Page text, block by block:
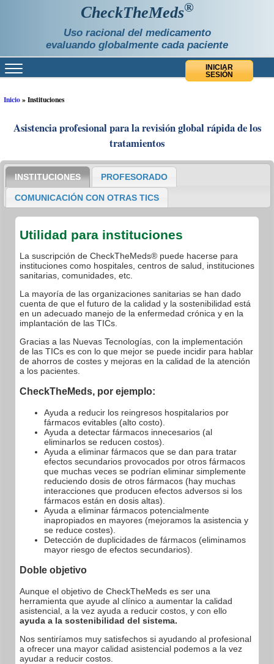
CheckTheMeds®
Uso racional del medicamento
evaluando globalmente cada paciente
INICIAR
SESIÓN
Inicio»Instituciones
Asistencia profesional para la revisión global rápida de los
tratamientos
INSTITUCIONES PROFESORADO
COMUNICACIÓN CON OTRAS TICS
Utilidad para instituciones
La suscripción de CheckTheMeds® puede hacerse para
instituciones como hospitales, centros de salud, instituciones
sanitarias, comunidades, etc.
La mayoría de las organizaciones sanitarias se han dado
cuenta de que el futuro de la calidad y la sostenibilidad está
en un adecuado manejo de la enfermedad crónica y en la
implantación de las TICs.
Gracias a las Nuevas Tecnologías, con la implementación
de las TICs es con lo que mejor se puede incidir para hablar
de ahorros de costes y mejoras en la calidad de la atención
a los pacientes.
CheckTheMeds, por ejemplo:
Ayuda a reducir los reingresos hospitalarios por
fármacos evitables (alto costo).
Ayuda a detectar fármacos innecesarios (al
eliminarlos se reducen costos).
Ayuda a eliminar fármacos que se dan para tratar
efectos secundarios provocados por otros fármacos
que muchas veces se podrían eliminar simplemente
reduciendo dosis de otros fármacos (hay muchas
interacciones que producen efectos adversos si los
fármacos están en dosis altas).
Ayuda a eliminar fármacos potencialmente
inapropiados en mayores (mejoramos la asistencia y
se reduce costes).
Detección de duplicidades de fármacos (eliminamos
mayor riesgo de efectos secundarios).
Doble objetivo
Aunque el objetivo de CheckTheMeds es ser una
herramienta que ayude al clínico a aumentar la calidad
asistencial, a la vez ayuda a reducir costos, y con ello
ayuda a la sostenibilidad del sistema.
Nos sentiríamos muy satisfechos si ayudando al profesional
a ofrecer una mayor calidad asistencial podemos a la vez
ayudar a reducir costos.